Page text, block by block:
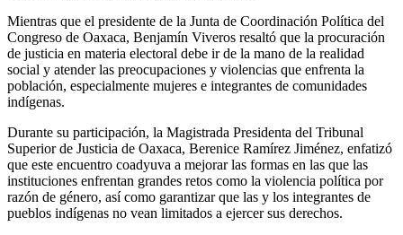
Mientras que el presidente de la Junta de Coordinación Política del
Congreso de Oaxaca, Benjamín Viveros resaltó que la procuración
de justicia en materia electoral debe ir de la mano de la realidad
social y atender las preocupaciones y violencias que enfrenta la
población, especialmente mujeres e integrantes de comunidades
indígenas.
Durante su participación, la Magistrada Presidenta del Tribunal
Superior de Justicia de Oaxaca, Berenice Ramírez Jiménez, enfatizó
que este encuentro coadyuva a mejorar las formas en las que las
instituciones enfrentan grandes retos como la violencia política por
razón de género, así como garantizar que las y los integrantes de
pueblos indígenas no vean limitados a ejercer sus derechos.